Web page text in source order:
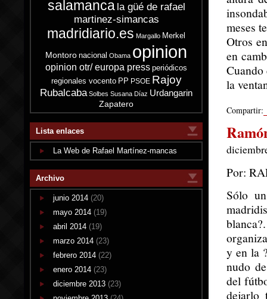
salamanca la güé de rafael
martinez-simancas
madridiario.es Margallo Merkel
Montoro nacional Obama opinion
opinion otr/ europa press periódicos
regionales vocento PP PSOE Rajoy
Rubalcaba Solbes Susana Díaz Urdangarin
Zapatero
Lista enlaces
La Web de Rafael Martínez-mancas
Archivo
junio 2014 (20)
mayo 2014 (19)
abril 2014 (19)
marzo 2014 (23)
febrero 2014 (22)
enero 2014 (23)
diciembre 2013 (23)
meses
Otros
en
la
Compartir:
Por:
Sólo
y en la
nudo
del
dejarlo